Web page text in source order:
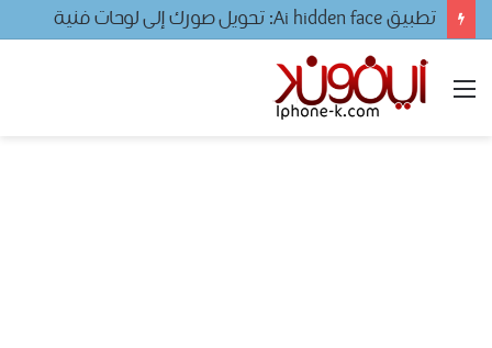
تطبيق Ai hidden face: تحويل صورك إلى لوحات فنية
القائمة